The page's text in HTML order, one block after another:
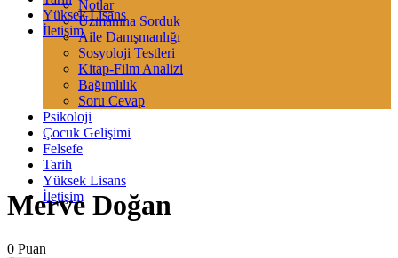
Notlar
Uzmanına Sorduk
Aile Danışmanlığı
Sosyoloji Testleri
Kitap-Film Analizi
Bağımlılık
Soru Cevap
Psikoloji
Çocuk Gelişimi
Felsefe
Tarih
Yüksek Lisans
İletişim
Yüksek Lisans
İletişim
Merve Doğan
0 Puan